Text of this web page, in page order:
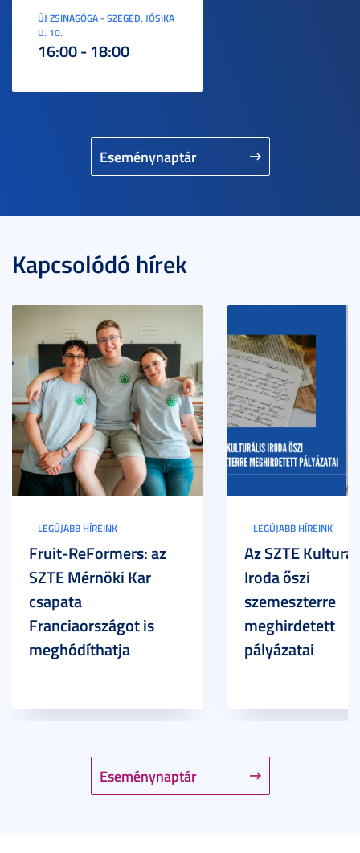
Eseménynaptár
ÚJ ZSINAGÓGA - SZEGED, JÓSIKA
U. 10.
16:00 - 18:00
Kapcsolódó hírek
Eseménynaptár
LEGÚJABB HÍREINK
Fruit-ReFormers: az
SZTE Mérnöki Kar
csapata
Franciaországot is
meghódíthatja
LEGÚJABB HÍREINK
Az SZTE
Iroda őszi
szemeszterre
meghirdetett
pályázatai